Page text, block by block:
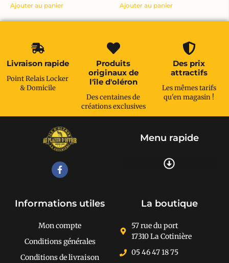
Ajouter au panier Ajouter au panier
Livraison rapide
Point Relais Locker
& Domicile
Produits
originaux de
l'île d'oléron
Des centaines de
créations exclusives
Des prix
attractifs
Les mêmes tarifs
qu'en magasin !
Menu rapide
Informations utiles
Mon compte
Conditions générales
Conditions de livraison
La boutique
57 rue du port
17310 La Cotinière
05 46 47 18 75